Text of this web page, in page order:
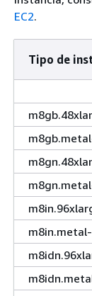
EC2.
Tipo de